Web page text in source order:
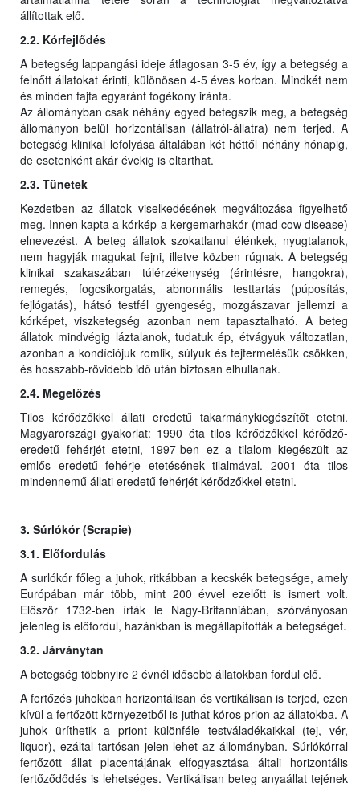
állítottak elő.
2.2. Kórfejlődés
A betegség lappangási ideje átlagosan 3-5 év, így a betegség a
felnőtt állatokat érinti, különösen 4-5 éves korban. Mindkét nem
és minden fajta egyaránt fogékony iránta.
Az állományban csak néhány egyed betegszik meg, a betegség
állományon belül horizontálisan (állatról-állatra) nem terjed. A
betegség klinikai lefolyása általában két héttől néhány hónapig,
de esetenként akár évekig is eltarthat.
2.3. Tünetek
Kezdetben az állatok viselkedésének megváltozása figyelhető
meg. Innen kapta a kórkép a kergemarhakór (mad cow disease)
elnevezést. A beteg állatok szokatlanul élénkek, nyugtalanok,
nem hagyják magukat fejni, illetve közben rúgnak. A betegség
klinikai szakaszában túlérzékenység (érintésre, hangokra),
remegés, fogcsikorgatás, abnormális testtartás (púposítás,
fejlógatás), hátsó testfél gyengeség, mozgászavar jellemzi a
kórképet, viszketegség azonban nem tapasztalható. A beteg
állatok mindvégig láztalanok, tudatuk ép, étvágyuk változatlan,
azonban a kondíciójuk romlik, súlyuk és tejtermelésük csökken,
és hosszabb-rövidebb idő után biztosan elhullanak.
2.4. Megelőzés
Tilos kérődzőkkel állati eredetű takarmánykiegészítőt etetni.
Magyarországi gyakorlat: 1990 óta tilos kérődzőkkel kérődző-
eredetű fehérjét etetni, 1997-ben ez a tilalom kiegészült az
emlős eredetű fehérje etetésének tilalmával. 2001 óta tilos
mindennemű állati eredetű fehérjét kérődzőkkel etetni.
3. Súrlókór (Scrapie)
3.1. Előfordulás
A surlókór főleg a juhok, ritkábban a kecskék betegsége, amely
Európában már több, mint 200 évvel ezelőtt is ismert volt.
Először 1732-ben írták le Nagy-Britanniában, szórványosan
jelenleg is előfordul, hazánkban is megállapították a betegséget.
3.2. Járványtan
A betegség többnyire 2 évnél idősebb állatokban fordul elő.
A fertőzés juhokban horizontálisan és vertikálisan is terjed, ezen
kívül a fertőzött környezetből is juthat kóros prion az állatokba. A
juhok üríthetik a priont különféle testváladékaikkal (tej, vér,
liquor), ezáltal tartósan jelen lehet az állományban. Súrlókórral
fertőzött állat placentájának elfogyasztása általi horizontális
fertőződődés is lehetséges. Vertikálisan beteg anyaállat tejének